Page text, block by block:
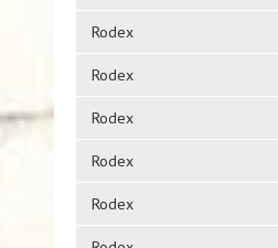
Rodex
Rodex
Rodex
Rodex
Rodex